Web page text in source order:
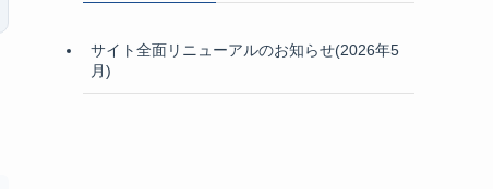
サイト全面リニューアルのお知らせ(2026年5
月)